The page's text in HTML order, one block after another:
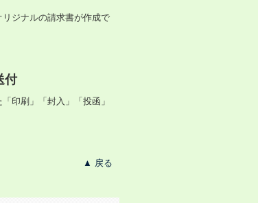
ジナルの請求書が作成で
付
印刷」「封入」「投函」
▲ 戻る